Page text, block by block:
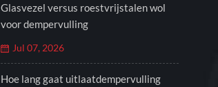
Glasvezel versus roestvrijstalen wol
voor dempervulling
Jul 07, 2026
Hoe lang gaat uitlaatdempervulling